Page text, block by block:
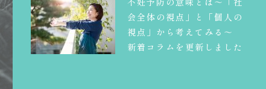
会全体の視点」と「個人の
視点」から考えてみる～
新着コラムを更新しました